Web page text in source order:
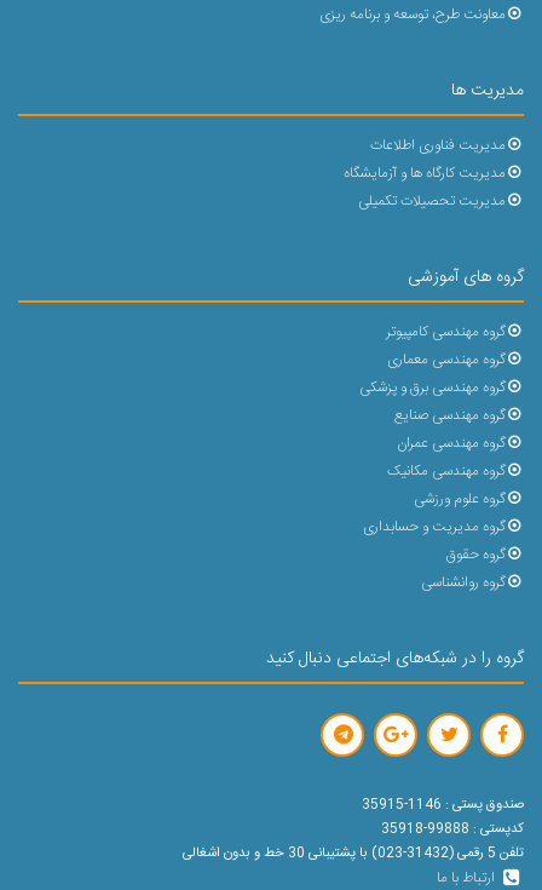
معاونت طرح، توسعه و برنامه ریزی
مدیریت ها
مدیریت فناوری اطلاعات
مدیریت کارگاه ها و آزمایشگاه
مدیریت تحصیلات تکمیلی
گروه های آموزشی
گروه مهندسی کامپیوتر
گروه مهندسی معماری
گروه مهندسی برق و پزشکی
گروه مهندسی صنایع
گروه مهندسی عمران
گروه مهندسی مکانیک
گروه علوم ورزشی
گروه مدیریت و حسابداری
گروه حقوق
گروه روانشناسی
گروه را در شبکه‌های اجتماعی دنبال کنید
صندوق پستی : 1146-35915
کدپستی : 99888-35918
تلفن 5 رقمی (31432-023) با پشتیبانی 30 خط و بدون اشغالی
ارتباط با ما